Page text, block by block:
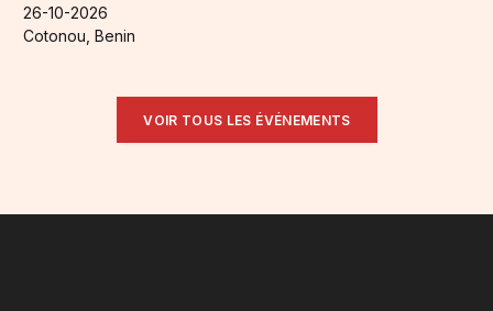
26-10-2026
Cotonou, Benin
VOIR TOUS LES ÉVÉNEMENTS